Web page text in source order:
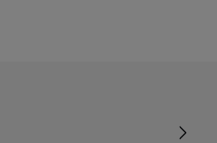
Links